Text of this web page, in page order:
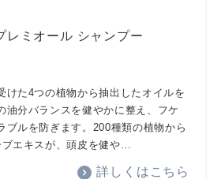
レミオール シャンプー
けた4つの植物から抽出したオイルを
油分バランスを健やかに整え、フケ
ブルを防ぎます。200種類の植物から
エキスが、頭皮を健や…
詳しくはこちら